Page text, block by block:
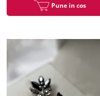
Pune in cos